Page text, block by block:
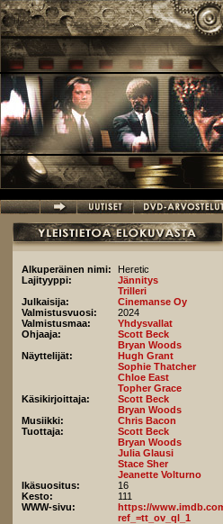
Hyppää pääsisältöön
Alkuperäinen nimi:
Heretic
Lajityyppi:
Jännitys
Trilleri
Julkaisija:
Cinemanse Oy
Valmistusvuosi:
2024
Valmistusmaa:
Yhdysvallat
Ohjaaja:
Scott Beck
Bryan Woods
Näyttelijät:
Hugh Grant
Sophie Thatcher
Chloe East
Topher Grace
Käsikirjoittaja:
Scott Beck
Bryan Woods
Musiikki:
Chris Bacon
Tuottaja:
Scott Beck
Bryan Woods
Julia Glausi
Stace Sher
Jeanette Volturno
Ikäsuositus:
16
Kesto:
111
WWW-sivu:
https://
ref_=tt_ov_ql_1